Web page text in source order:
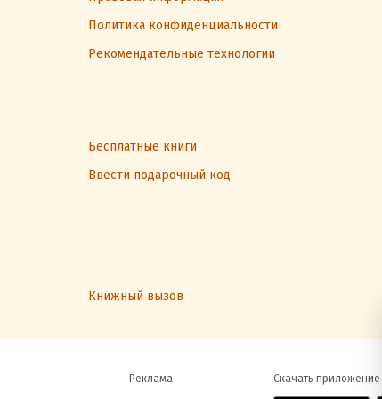
Политика конфиденциальности
Рекомендательные технологии
Бесплатные книги
Ввести подарочный код
Книжный вызов
Реклама Скачать приложение